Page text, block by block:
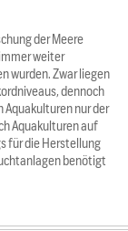
der Meere
weiter
wurden. Zwar liegen
dennoch
Aquakulturen nur der
Aquakulturen auf
für die Herstellung
benötigt